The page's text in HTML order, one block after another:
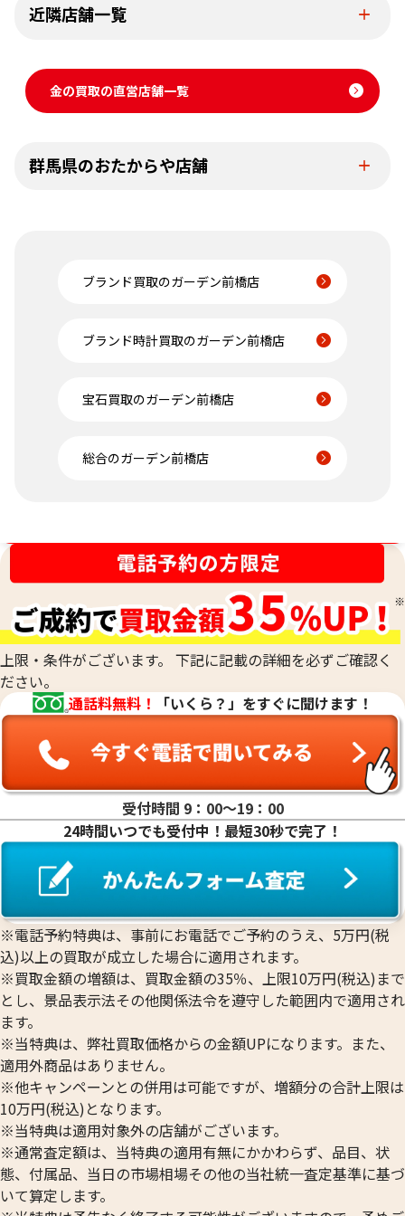
近隣店舗一覧
金の買取の直営店舗一覧
群馬県のおたからや店舗
ブランド買取のガーデン前橋店
ブランド時計買取のガーデン前橋店
宝石買取のガーデン前橋店
総合のガーデン前橋店
上限・条件がございます。 下記に記載の詳細を必ずご確認く
ださい。
通話料無料！
「いくら？」をすぐに聞けます！
受付時間 9：00〜19：00
24時間いつでも受付中！最短30秒で完了！
※電話予約特典は、事前にお電話でご予約のうえ、5万円(税
込)以上の買取が成立した場合に適用されます。
※買取金額の増額は、買取金額の35％、上限10万円(税込)まで
とし、景品表示法その他関係法令を遵守した範囲内で適用され
ます。
※当特典は、弊社買取価格からの金額UPになります。また、
適用外商品はありません。
※他キャンペーンとの併用は可能ですが、増額分の合計上限は
10万円(税込)となります。
※当特典は適用対象外の店舗がございます。
※通常査定額は、当特典の適用有無にかかわらず、品目、状
態、付属品、当日の市場相場その他の当社統一査定基準に基づ
いて算定します。